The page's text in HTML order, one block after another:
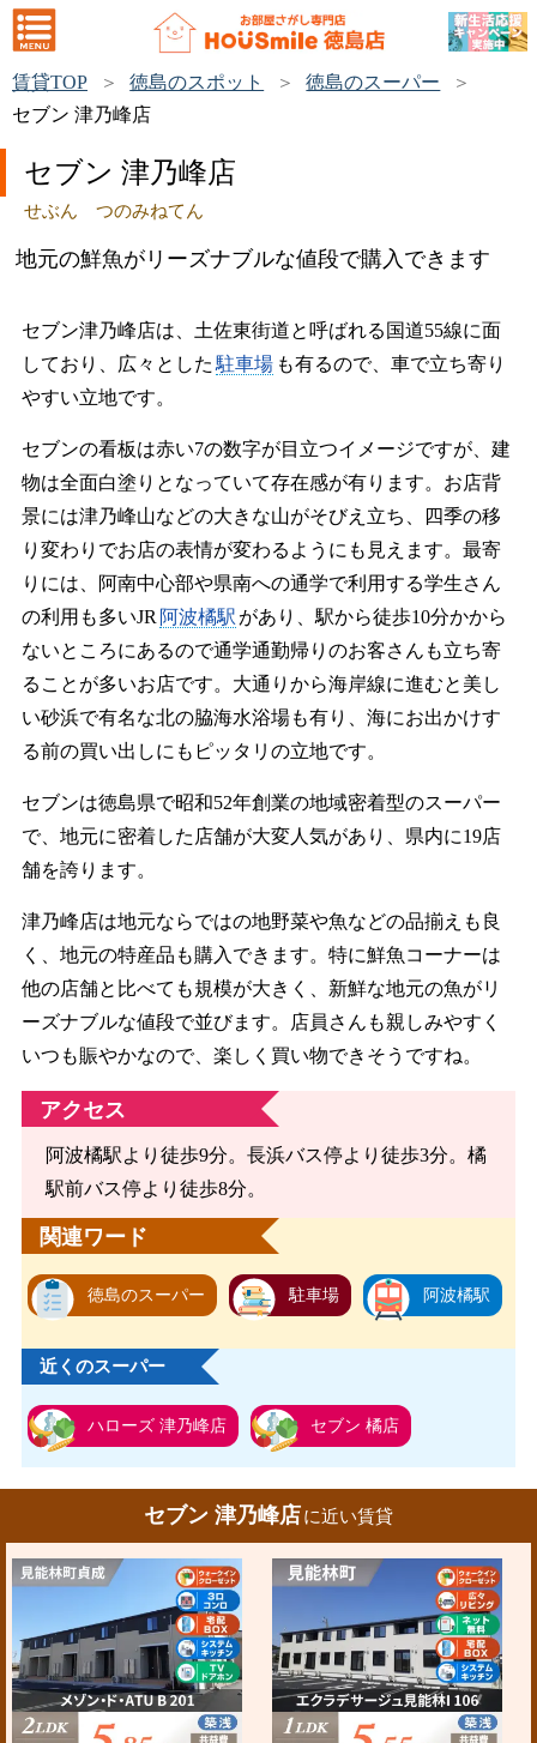
賃貸TOP 徳島のスポット
徳島のスーパー
セブン 津乃峰店
セブン 津乃峰店
せぶん つのみねてん
地元の鮮魚がリーズナブルな値段で購入できます
セブン津乃峰店は、土佐東街道と呼ばれる国道55線に面
しており、広々とした 駐車場 も有るので、車で立ち寄り
やすい立地です。
セブンの看板は赤い7の数字が目立つイメージですが、建
物は全面白塗りとなっていて存在感が有ります。お店背
景には津乃峰山などの大きな山がそびえ立ち、四季の移
り変わりでお店の表情が変わるようにも見えます。最寄
りには、阿南中心部や県南への通学で利用する学生さん
の利用も多いJR 阿波橘駅 があり、駅から徒歩10分かから
ないところにあるので通学通勤帰りのお客さんも立ち寄
ることが多いお店です。大通りから海岸線に進むと美し
い砂浜で有名な北の脇海水浴場も有り、海にお出かけす
る前の買い出しにもピッタリの立地です。
セブンは徳島県で昭和52年創業の地域密着型のスーパー
で、地元に密着した店舗が大変人気があり、県内に19店
舗を誇ります。
津乃峰店は地元ならではの地野菜や魚などの品揃えも良
く、地元の特産品も購入できます。特に鮮魚コーナーは
他の店舗と比べても規模が大きく、新鮮な地元の魚がリ
ーズナブルな値段で並びます。店員さんも親しみやすく
いつも賑やかなので、楽しく買い物できそうですね。
アクセス
阿波橘駅より徒歩9分。長浜バス停より徒歩3分。橘
駅前バス停より徒歩8分。
関連ワード
徳島のスーパー 駐車場 阿波橘駅
近くのスーパー
ハローズ 津乃峰店 セブン 橘店
セブン 津乃峰店に近い賃貸